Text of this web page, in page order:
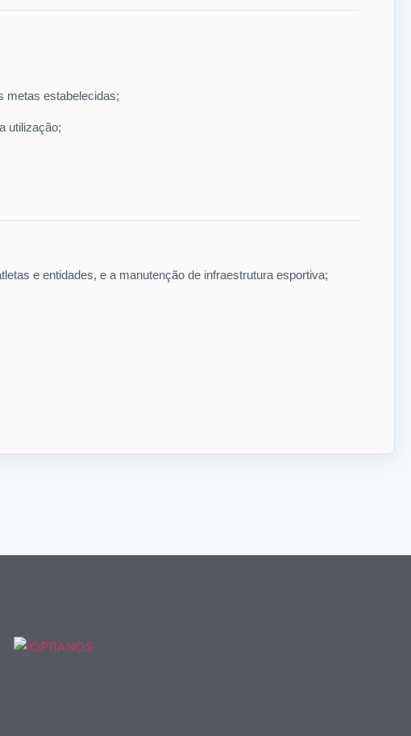
metas estabelecidas;
utilização;
e entidades, e a manutenção de infraestrutura esportiva;